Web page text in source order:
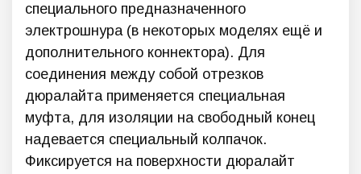
специального предназначенного
электрошнура (в некоторых моделях ещё и
дополнительного коннектора). Для
соединения между собой отрезков
дюралайта применяется специальная
муфта, для изоляции на свободный конец
надевается специальный колпачок.
Фиксируется на поверхности дюралайт